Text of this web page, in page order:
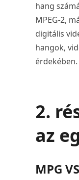
hang
MPEG-2,
digitális
hangok,
érdekében.
2.
az
MPG